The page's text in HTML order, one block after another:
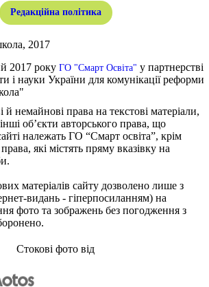
Редакційна політика
2017
2017 року ГО "Смарт Освіта" у партнерстві
і науки України для комунікації реформи
й немайнові права на текстові матеріали,
об’єкти авторського права, що
належать ГО “Смарт освіта”, крім
які містять пряму вказівку на
матеріалів сайту дозволено лише з
видань - гіперпосиланням) на
фото та зображень без погодження з
Стокові фото від